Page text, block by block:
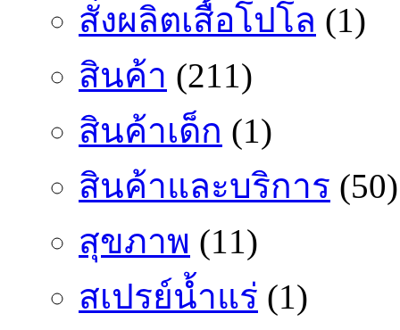
สั่งผลิตเสื้อโปโล (1)
สินค้า (211)
สินค้าเด็ก (1)
สินค้าและบริการ (50)
สุขภาพ (11)
สเปรย์น้ำแร่ (1)